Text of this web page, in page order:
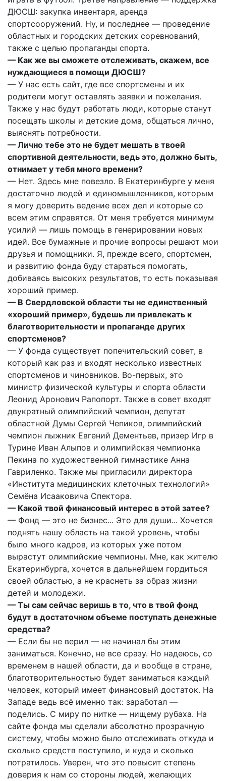
ДЮСШ: закупка инвентаря, аренда
спортсооружений. Ну, и последнее — проведение
областных и городских детских соревнований,
также с целью пропаганды спорта.
— Как же вы сможете отслеживать, скажем, все
нуждающиеся в помощи ДЮСШ?
— У нас есть сайт, где все спортсмены и их
родители могут оставлять заявки и пожелания.
Также у нас будут работать люди, которые станут
посещать школы и детские дома, общаться лично,
выяснять потребности.
— Лично тебе это не будет мешать в твоей
спортивной деятельности, ведь это, должно быть,
отнимает у тебя много времени?
— Нет. Здесь мне повезло. В Екатеринбурге у меня
достаточно людей и единомышленников, которым
я могу доверить ведение всех дел и которые со
всем этим справятся. От меня требуется минимум
усилий — лишь помощь в генерировании новых
идей. Все бумажные и прочие вопросы решают мои
друзья и помощники. Я, прежде всего, спортсмен,
и развитию фонда буду стараться помогать,
добиваясь высоких результатов, то есть показывая
хороший пример.
— В Свердловской области ты не единственный
«хороший пример», будешь ли привлекать к
благотворительности и пропаганде других
спортсменов?
— У фонда существует попечительский совет, в
который как раз и входят несколько известных
спортсменов и чиновников. Во-первых, это
министр физической культуры и спорта области
Леонид Аронович Рапопорт. Также в совет входят
двукратный олимпийский чемпион, депутат
областной Думы Сергей Чепиков, олимпийский
чемпион лыжник Евгений Дементьев, призер Игр в
Турине Иван Алыпов и олимпийская чемпионка
Пекина по художественной гимнастике Анна
Гавриленко. Также мы пригласили директора
«Института медицинских клеточных технологий»
Семёна Исааковича Спектора.
— Какой твой финансовый интерес в этой затее?
— Фонд — это не бизнес... Это для души... Хочется
поднять нашу область на такой уровень, чтобы
было много кадров, из которых уже потом
вырастут олимпийские чемпионы. Мне, как жителю
Екатеринбурга, хочется в дальнейшем гордиться
своей областью, а не краснеть за образ жизни
детей и молодежи.
— Ты сам сейчас веришь в то, что в твой фонд
будут в достаточном объеме поступать денежные
средства?
— Если бы не верил — не начинал бы этим
заниматься. Конечно, не все сразу. Но надеюсь, со
временем в нашей области, да и вообще в стране,
благотворительностью будет заниматься каждый
человек, который имеет финансовый достаток. На
Западе ведь всё именно так: заработал —
поделись. С миру по нитке — нищему рубаха. На
сайте фонда мы сделали абсолютно прозрачную
систему, чтобы можно было отслеживать откуда и
сколько средств поступило, и куда и сколько
потратилось. Уверен, что это повысит степень
доверия к нам со стороны людей, желающих